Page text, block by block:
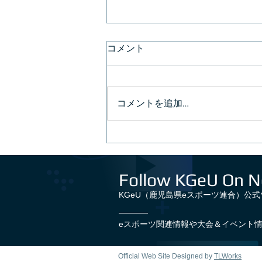
お知らせ！
コメント
コメントを追加…
Follow KGeU On
KGeU（鹿児島県eスポーツ連合）公
eスポーツ関連情報や大会＆イベント
Official Web Site Designed by TLWorks